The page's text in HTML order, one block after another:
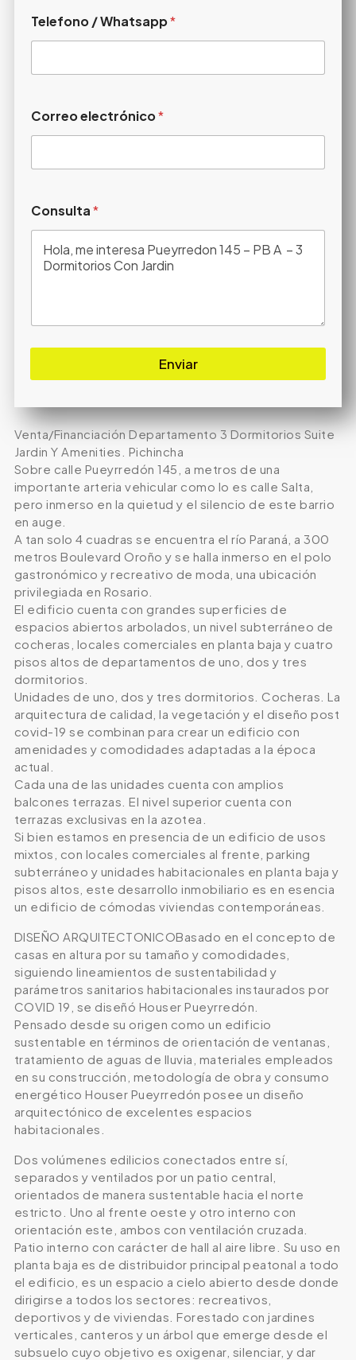
Telefono / Whatsapp*
Correo electrónico*
Consulta*
Enviar
Venta/Financiación Departamento 3 Dormitorios Suite
Jardin Y Amenities. Pichincha
Sobre calle Pueyrredón 145, a metros de una
importante arteria vehicular como lo es calle Salta,
pero inmerso en la quietud y el silencio de este barrio
en auge.
A tan solo 4 cuadras se encuentra el río Paraná, a 300
metros Boulevard Oroño y se halla inmerso en el polo
gastronómico y recreativo de moda, una ubicación
privilegiada en Rosario.
El edificio cuenta con grandes superficies de
espacios abiertos arbolados, un nivel subterráneo de
cocheras, locales comerciales en planta baja y cuatro
pisos altos de departamentos de uno, dos y tres
dormitorios.
Unidades de uno, dos y tres dormitorios. Cocheras. La
arquitectura de calidad, la vegetación y el diseño post
covid-19 se combinan para crear un edificio con
amenidades y comodidades adaptadas a la época
actual.
Cada una de las unidades cuenta con amplios
balcones terrazas. El nivel superior cuenta con
terrazas exclusivas en la azotea.
Si bien estamos en presencia de un edificio de usos
mixtos, con locales comerciales al frente, parking
subterráneo y unidades habitacionales en planta baja y
pisos altos, este desarrollo inmobiliario es en esencia
un edificio de cómodas viviendas contemporáneas.
DISEÑO ARQUITECTONICOBasado en el concepto de
casas en altura por su tamaño y comodidades,
siguiendo lineamientos de sustentabilidad y
parámetros sanitarios habitacionales instaurados por
COVID 19, se diseñó Houser Pueyrredón.
Pensado desde su origen como un edificio
sustentable en términos de orientación de ventanas,
tratamiento de aguas de lluvia, materiales empleados
en su construcción, metodología de obra y consumo
energético Houser Pueyrredón posee un diseño
arquitectónico de excelentes espacios
habitacionales.
Dos volúmenes edilicios conectados entre sí,
separados y ventilados por un patio central,
orientados de manera sustentable hacia el norte
estricto. Uno al frente oeste y otro interno con
orientación este, ambos con ventilación cruzada.
Patio interno con carácter de hall al aire libre. Su uso en
planta baja es de distribuidor principal peatonal a todo
el edificio, es un espacio a cielo abierto desde donde
dirigirse a todos los sectores: recreativos,
deportivos y de viviendas. Forestado con jardines
verticales, canteros y un árbol que emerge desde el
subsuelo cuyo objetivo es oxigenar, silenciar, y dar